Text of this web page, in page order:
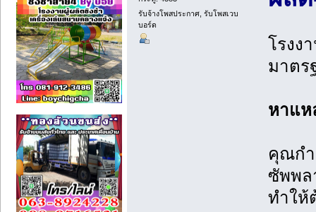
รับจ้างโพสประกาศ, รับโพสเวบ
บอร์ด
โรงง
มาตร
หาแห
คุณกำ
ซัพพล
ทำให้